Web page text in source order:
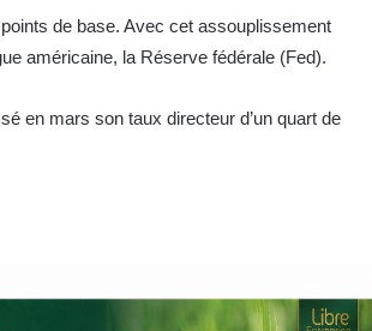
de base. Avec cet assouplissement
américaine, la Réserve fédérale (Fed).
en mars son taux directeur d’un quart de